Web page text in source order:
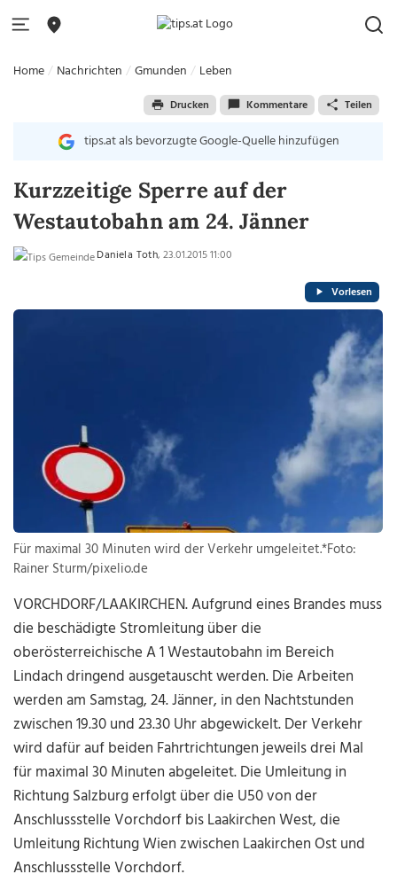
Home Nachrichten Gmunden Leben
Drucken Kommentare Teilen
tips.at als bevorzugte Google-Quelle hinzufügen
Kurzzeitige Sperre auf der
Westautobahn am 24. Jänner
Daniela Toth, 23.01.2015 11:00
Vorlesen
Für maximal 30 Minuten wird der Verkehr umgeleitet.*Foto:
Rainer Sturm/pixelio.de
VORCHDORF/LAAKIRCHEN. Aufgrund eines Brandes muss
die beschädigte Stromleitung über die
oberösterreichische A 1 Westautobahn im Bereich
Lindach dringend ausgetauscht werden. Die Arbeiten
werden am Samstag, 24. Jänner, in den Nachtstunden
zwischen 19.30 und 23.30 Uhr abgewickelt. Der Verkehr
wird dafür auf beiden Fahrtrichtungen jeweils drei Mal
für maximal 30 Minuten abgeleitet. Die Umleitung in
Richtung Salzburg erfolgt über die U50 von der
Anschlussstelle Vorchdorf bis Laakirchen West, die
Umleitung Richtung Wien zwischen Laakirchen Ost und
Anschlussstelle Vorchdorf.